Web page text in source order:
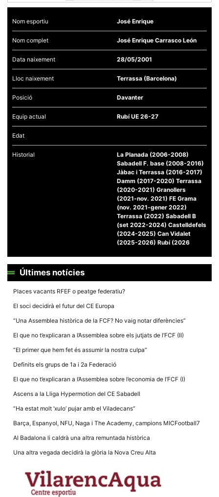
Nom esportiu José Enrique
Nom complet José Enrique Carrasco León
Data naixement 28/05/2001
Lloc naixement Terrassa (Barcelona)
Posició Davanter
Equip actual Rubí UE 26-27
Edat
Historial
La Planada (2006-2008)
Sabadell F. base (2008-2016)
Jàbac i Terrassa (2016-2017)
Damm (2017-2020) Terrassa
(2020-2021) Granollers
(2021-nov. 2021) FE Grama
(nov. 2021-gener 2022)
Terrassa (2022) Sabadell B
(set 2022-2024) Castelldefels
(2024-2025) Can Vidalet
(2025-2026) Rubí (2026
Últimes notícies
Places vacants RFEF o peatge federatiu?
El soci decidirà el futur del CE Europa
“Una Assemblea històrica de la FCF? No vaig notar diferències”
El que no t’explicaran a l’Assemblea sobre els jutjats de l’FCF (II)
“El primer que hem fet és assumir la nostra culpa”
Definits els grups de 1a i 2a Federació
El que no t’explicaran a l’Assemblea sobre l’economia de l’FCF (I)
Ascens a la Lliga Hypermotion del CE Sabadell
“Ha estat molt ‘xulo’ pujar amb el Viladecans”
Barça, Espanyol, NFU, Naga i The Academy, campions MICFootball7
Al Badalona li caldrà una altra remuntada històrica
Una altra vegada decidirà la glòria la Nova Creu Alta
Necessàries
són
opcionals,
són
funcionament
tècnic de la
Estadístiques
Recopilem
dades
estadístiques
de manera
anònima d'ús
del lloc web
per a millorar
la funcionalitat
i la seva
estructura.
Alguns
dades en el seu
dispositiu que
permeten que el
lloc funcioni tan
bé com sigui
possible. Si
cookies
funcionalitats
del lloc web.
Màrqueting
els teus
mentre
navegues pel
nostre lloc